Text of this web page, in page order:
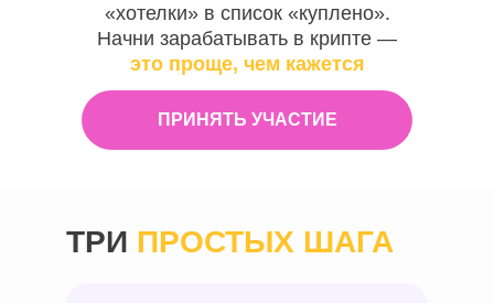
«хотелки» в список «куплено».
Начни зарабатывать в крипте —
это проще, чем кажется
ПРИНЯТЬ УЧАСТИЕ
ТРИ ПРОСТЫХ ШАГА